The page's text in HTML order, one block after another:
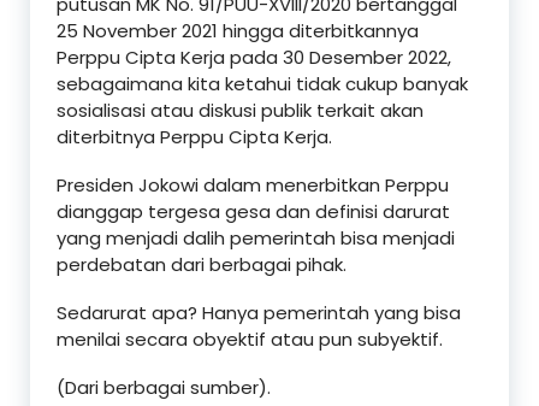
25 November 2021 hingga diterbitkannya
Perppu Cipta Kerja pada 30 Desember 2022,
sebagaimana kita ketahui tidak cukup banyak
sosialisasi atau diskusi publik terkait akan
diterbitnya Perppu Cipta Kerja.
Presiden Jokowi dalam menerbitkan Perppu
dianggap tergesa gesa dan definisi darurat
yang menjadi dalih pemerintah bisa menjadi
perdebatan dari berbagai pihak.
Sedarurat apa? Hanya pemerintah yang bisa
menilai secara obyektif atau pun subyektif.
(Dari berbagai sumber).